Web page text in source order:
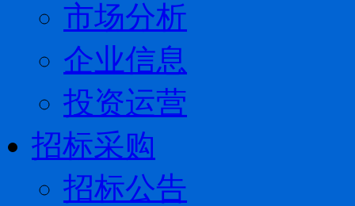
市场分析
企业信息
投资运营
招标采购
招标公告